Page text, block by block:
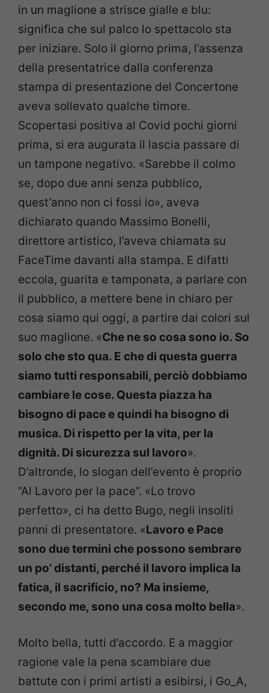
in un maglione a strisce gialle e blu:
significa che sul palco lo spettacolo sta
per iniziare. Solo il giorno prima, l’assenza
della presentatrice dalla conferenza
stampa di presentazione del Concertone
aveva sollevato qualche timore.
Scopertasi positiva al Covid pochi giorni
prima, si era augurata il lascia passare di
un tampone negativo. «Sarebbe il colmo
se, dopo due anni senza pubblico,
quest’anno non ci fossi io», aveva
dichiarato quando Massimo Bonelli,
direttore artistico, l’aveva chiamata su
FaceTime davanti alla stampa. E difatti
eccola, guarita e tamponata, a parlare con
il pubblico, a mettere bene in chiaro per
cosa siamo qui oggi, a partire dai colori sul
suo maglione. «Che ne so cosa sono io. So
solo che sto qua. E che di questa guerra
siamo tutti responsabili, perciò dobbiamo
cambiare le cose. Questa piazza ha
bisogno di pace e quindi ha bisogno di
musica. Di rispetto per la vita, per la
dignità. Di sicurezza sul lavoro».
D’altronde, lo slogan dell’evento è proprio
“Al Lavoro per la pace”. «Lo trovo
perfetto», ci ha detto Bugo, negli insoliti
panni di presentatore. «Lavoro e Pace
sono due termini che possono sembrare
un po’ distanti, perché il lavoro implica la
fatica, il sacrificio, no? Ma insieme,
secondo me, sono una cosa molto bella».
Molto bella, tutti d’accordo. E a maggior
ragione vale la pena scambiare due
battute con i primi artisti a esibirsi, i Go_A,